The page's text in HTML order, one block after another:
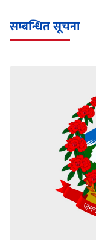
सम्बन्धित सूचना